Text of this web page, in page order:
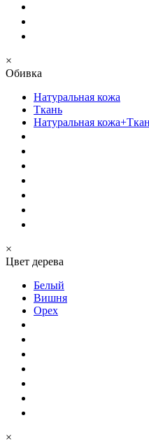
×
Обивка
Натуральная кожа
Ткань
Натуральная
×
Цвет дерева
Белый
Вишня
Орех
×